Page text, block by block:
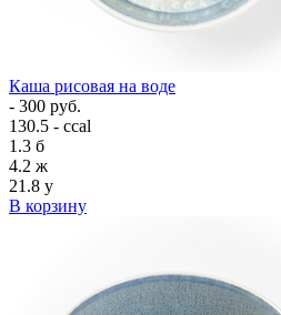
Каша рисовая на воде
- 300 руб.
130.5 - ccal
1.3 б
4.2 ж
21.8 у
В корзину